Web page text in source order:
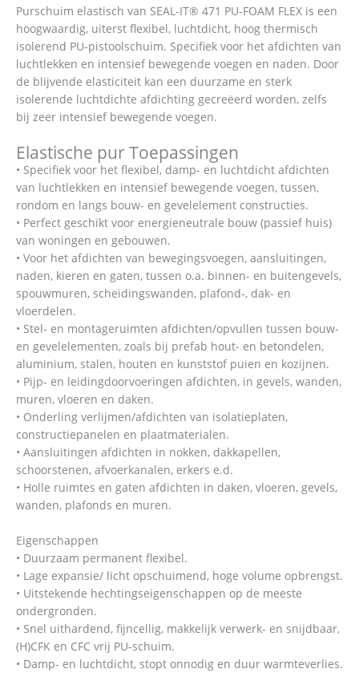
Purschuim elastisch van SEAL-IT® 471 PU-FOAM FLEX is een
hoogwaardig, uiterst flexibel, luchtdicht, hoog thermisch
isolerend PU-pistoolschuim. Specifiek voor het afdichten van
luchtlekken en intensief bewegende voegen en naden. Door
de blijvende elasticiteit kan een duurzame en sterk
isolerende luchtdichte afdichting gecreëerd worden, zelfs
bij zeer intensief bewegende voegen.
Elastische pur Toepassingen
• Specifiek voor het flexibel, damp- en luchtdicht afdichten
van luchtlekken en intensief bewegende voegen, tussen,
rondom en langs bouw- en gevelelement constructies.
• Perfect geschikt voor energieneutrale bouw (passief huis)
van woningen en gebouwen.
• Voor het afdichten van bewegingsvoegen, aansluitingen,
naden, kieren en gaten, tussen o.a. binnen- en buitengevels,
spouwmuren, scheidingswanden, plafond-, dak- en
vloerdelen.
• Stel- en montageruimten afdichten/opvullen tussen bouw-
en gevelelementen, zoals bij prefab hout- en betondelen,
aluminium, stalen, houten en kunststof puien en kozijnen.
• Pijp- en leidingdoorvoeringen afdichten, in gevels, wanden,
muren, vloeren en daken.
• Onderling verlijmen/afdichten van isolatieplaten,
constructiepanelen en plaatmaterialen.
• Aansluitingen afdichten in nokken, dakkapellen,
schoorstenen, afvoerkanalen, erkers e.d.
• Holle ruimtes en gaten afdichten in daken, vloeren, gevels,
wanden, plafonds en muren.
Eigenschappen
• Duurzaam permanent flexibel.
• Lage expansie/ licht opschuimend, hoge volume opbrengst.
• Uitstekende hechtingseigenschappen op de meeste
ondergronden.
• Snel uithardend, fijncellig, makkelijk verwerk- en snijdbaar,
(H)CFK en CFC vrij PU-schuim.
• Damp- en luchtdicht, stopt onnodig en duur warmteverlies.